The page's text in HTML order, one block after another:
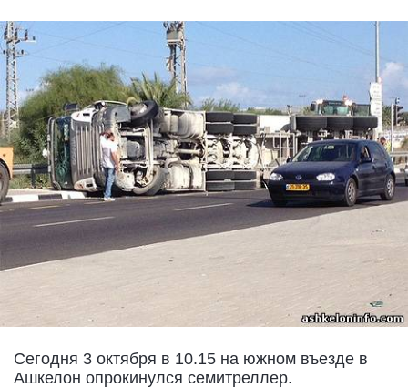
Сегодня 3 октября в 10.15 на южном въезде в
Ашкелон опрокинулся семитреллер.